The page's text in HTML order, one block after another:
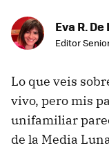
Eva R. De
Editor
Lo que veis
vivo, pero mis
unifamiliar
de la Media